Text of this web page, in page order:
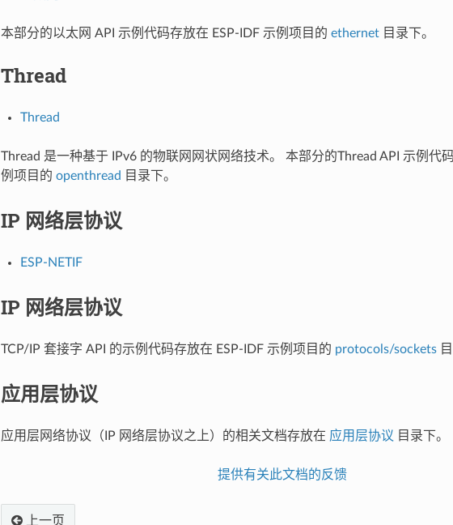
本部分的以太网 API 示例代码存放在 ESP-IDF 示例项目的 ethernet目录下。
Thread
Thread
Thread 是一种基于 IPv6 的物联网网状网络技术。 本部分的Thread API 示例代
例项目的 openthread 目录下。
IP 网络层协议
ESP-NETIF
IP 网络层协议
TCP/IP 套接字 API 的示例代码存放在 ESP-IDF 示例项目的 protocols/sockets目
应用层协议
应用层网络协议（IP 网络层协议之上）的相关文档存放在 应用层协议 目录下。
提供有关此文档的反馈
上一页